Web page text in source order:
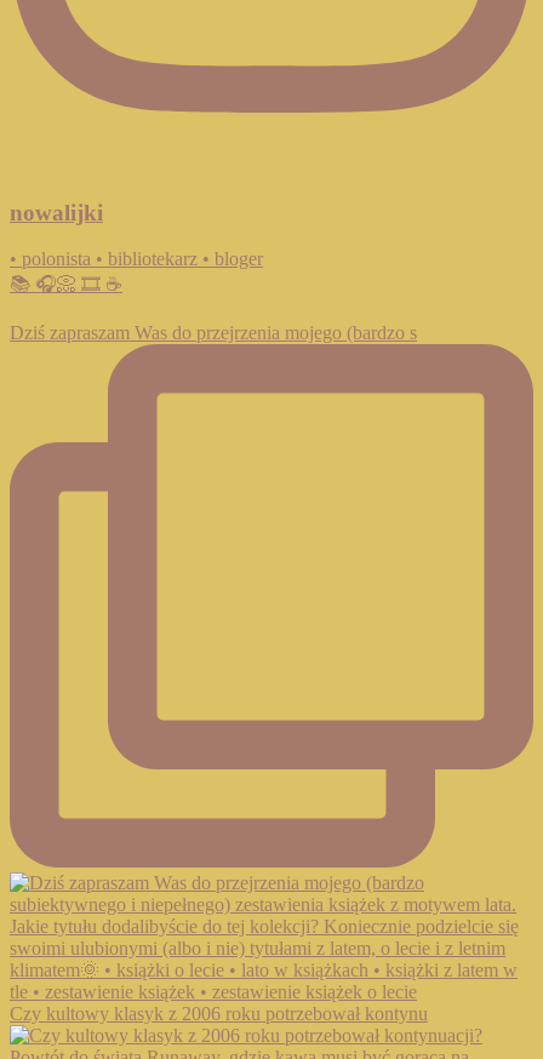
nowalijki
• polonista • bibliotekarz • bloger
📚 🎧📀 🎞️ ☕️
Dziś zapraszam Was do przejrzenia mojego (bardzo s
Czy kultowy klasyk z 2006 roku potrzebował kontynu